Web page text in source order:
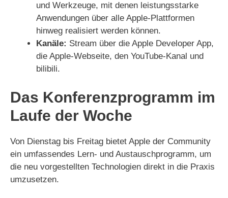
und Werkzeuge, mit denen leistungsstarke
Anwendungen über alle Apple-Plattformen
hinweg realisiert werden können.
Kanäle: Stream über die Apple Developer App,
die Apple-Webseite, den YouTube-Kanal und
bilibili.
Das Konferenzprogramm im
Laufe der Woche
Von Dienstag bis Freitag bietet Apple der Community
ein umfassendes Lern- und Austauschprogramm, um
die neu vorgestellten Technologien direkt in die Praxis
umzusetzen.